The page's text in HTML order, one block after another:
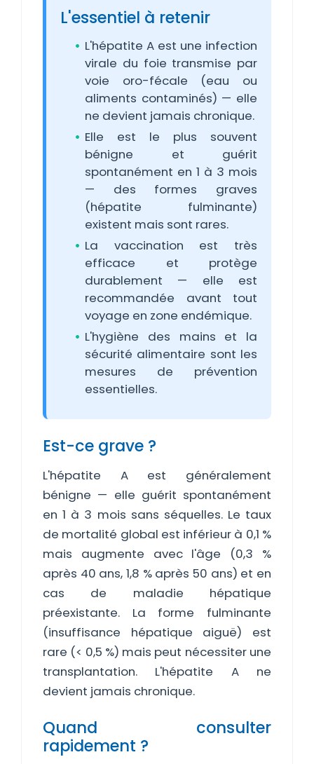
L'essentiel à retenir
L'hépatite A est une infection
virale du foie transmise par
voie oro-fécale (eau ou
aliments contaminés) — elle
ne devient jamais chronique.
Elle est le plus souvent
bénigne et guérit
spontanément en 1 à 3 mois
— des formes graves
(hépatite fulminante)
existent mais sont rares.
La vaccination est très
efficace et protège
durablement — elle est
recommandée avant tout
voyage en zone endémique.
L'hygiène des mains et la
sécurité alimentaire sont les
mesures de prévention
essentielles.
Est-ce grave ?
L'hépatite A est généralement
bénigne — elle guérit spontanément
en 1 à 3 mois sans séquelles. Le taux
de mortalité global est inférieur à 0,1 %
mais augmente avec l'âge (0,3 %
après 40 ans, 1,8 % après 50 ans) et en
cas de maladie hépatique
préexistante. La forme fulminante
(insuffisance hépatique aiguë) est
rare (< 0,5 %) mais peut nécessiter une
transplantation. L'hépatite A ne
devient jamais chronique.
Quand consulter
rapidement ?